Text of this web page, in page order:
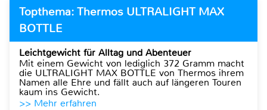
Topthema: Thermos ULTRALIGHT MAX
BOTTLE
Leichtgewicht für Alltag und Abenteuer
Mit einem Gewicht von lediglich 372 Gramm macht
die ULTRALIGHT MAX BOTTLE von Thermos ihrem
Namen alle Ehre und fällt auch auf längeren Touren
kaum ins Gewicht.
>> Mehr erfahren